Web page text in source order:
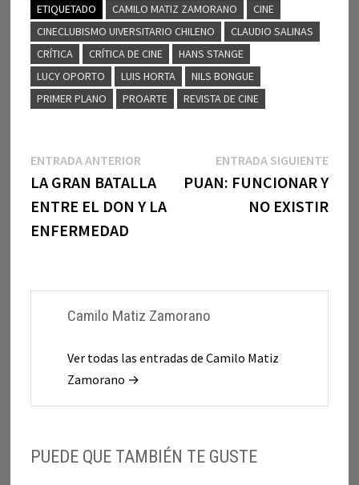
ETIQUETADO CAMILO MATIZ ZAMORANO
CINE
CINECLUBISMO UIVERSITARIO CHILENO
CLAUDIO SALINAS
CRÍTICA
CRÍTICA DE CINE
HANS STANGE
LUCY OPORTO
LUIS HORTA
NILS BONGUE
PRIMER PLANO
PROARTE REVISTA DE CINE
Navegación
de
entradas
ENTRADA ANTERIOREntrada
anterior:
LA GRAN BATALLA
ENTRE EL DON Y LA
ENFERMEDAD
ENTRADA SIGUIENTE
PUAN: FUNCIONAR Y
NO EXISTIR
Camilo Matiz Zamorano
Ver todas las entradas de Camilo Matiz
Zamorano →
PUEDE QUE TAMBIÉN TE GUSTE